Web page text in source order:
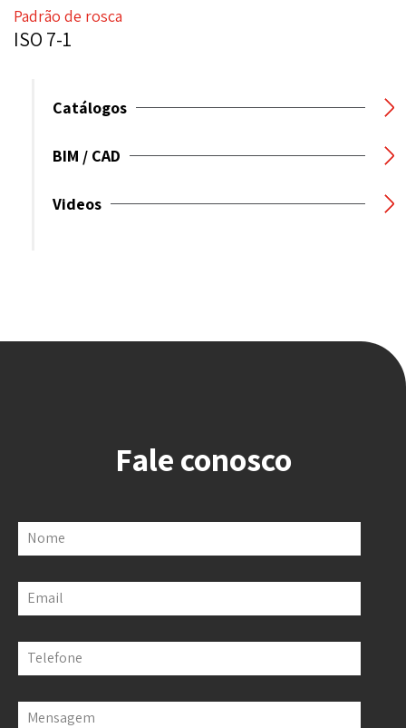
Padrão de rosca
ISO 7-1
Catálogos
BIM / CAD
Videos
Fale conosco
Nome
Email
Telefone
Mensagem